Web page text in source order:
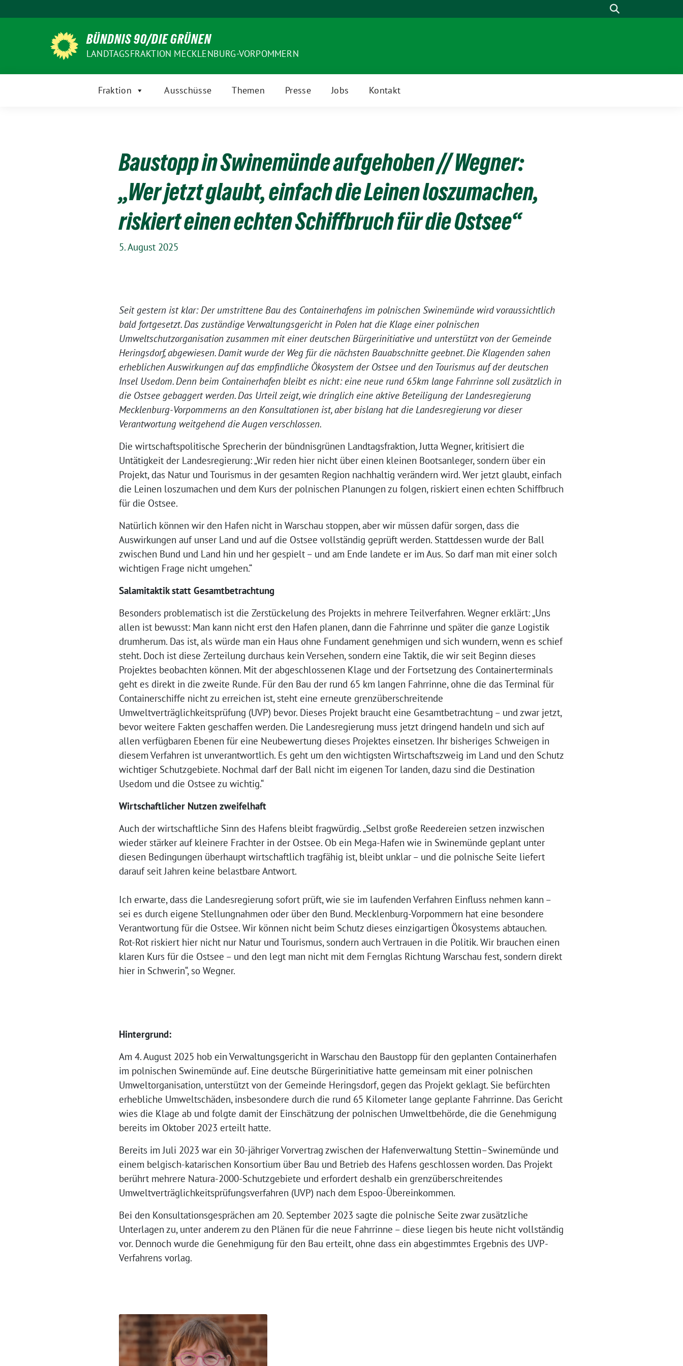
zum
Suche
BÜNDNIS 90/DIE GRÜNEN
LANDTAGSFRAKTION MECKLENBURG-VORPOMMERN
Fraktion Ausschüsse Themen Presse Jobs Kontakt
Baustopp in Swinemünde aufgehoben // Wegner:
„Wer jetzt glaubt, einfach die Leinen loszumachen,
riskiert einen echten Schiffbruch für die Ostsee“
5. August 2025
Seit gestern ist klar: Der umstrittene Bau des Containerhafens im polnischen Swinemünde wird voraussichtlich
bald fortgesetzt. Das zuständige Verwaltungsgericht in Polen hat die Klage einer polnischen
Umweltschutzorganisation zusammen mit einer deutschen Bürgerinitiative und unterstützt von der Gemeinde
Heringsdorf, abgewiesen. Damit wurde der Weg für die nächsten Bauabschnitte geebnet. Die Klagenden sahen
erheblichen Auswirkungen auf das empfindliche Ökosystem der Ostsee und den Tourismus auf der deutschen
Insel Usedom. Denn beim Containerhafen bleibt es nicht: eine neue rund 65km lange Fahrrinne soll zusätzlich in
die Ostsee gebaggert werden. Das Urteil zeigt, wie dringlich eine aktive Beteiligung der Landesregierung
Mecklenburg-Vorpommerns an den Konsultationen ist, aber bislang hat die Landesregierung vor dieser
Verantwortung weitgehend die Augen verschlossen.
Die wirtschaftspolitische Sprecherin der bündnisgrünen Landtagsfraktion, Jutta Wegner, kritisiert die
Untätigkeit der Landesregierung: „Wir reden hier nicht über einen kleinen Bootsanleger, sondern über ein
Projekt, das Natur und Tourismus in der gesamten Region nachhaltig verändern wird. Wer jetzt glaubt, einfach
die Leinen loszumachen und dem Kurs der polnischen Planungen zu folgen, riskiert einen echten Schiffbruch
für die Ostsee.
Natürlich können wir den Hafen nicht in Warschau stoppen, aber wir müssen dafür sorgen, dass die
Auswirkungen auf unser Land und auf die Ostsee vollständig geprüft werden. Stattdessen wurde der Ball
zwischen Bund und Land hin und her gespielt – und am Ende landete er im Aus. So darf man mit einer solch
wichtigen Frage nicht umgehen.“
Salamitaktik statt Gesamtbetrachtung
Besonders problematisch ist die Zerstückelung des Projekts in mehrere Teilverfahren. Wegner erklärt: „Uns
allen ist bewusst: Man kann nicht erst den Hafen planen, dann die Fahrrinne und später die ganze Logistik
drumherum. Das ist, als würde man ein Haus ohne Fundament genehmigen und sich wundern, wenn es schief
steht. Doch ist diese Zerteilung durchaus kein Versehen, sondern eine Taktik, die wir seit Beginn dieses
Projektes beobachten können. Mit der abgeschlossenen Klage und der Fortsetzung des Containerterminals
geht es direkt in die zweite Runde. Für den Bau der rund 65 km langen Fahrrinne, ohne die das Terminal für
Containerschiffe nicht zu erreichen ist, steht eine erneute grenzüberschreitende
Umweltverträglichkeitsprüfung (UVP) bevor. Dieses Projekt braucht eine Gesamtbetrachtung – und zwar jetzt,
bevor weitere Fakten geschaffen werden. Die Landesregierung muss jetzt dringend handeln und sich auf
allen verfügbaren Ebenen für eine Neubewertung dieses Projektes einsetzen. Ihr bisheriges Schweigen in
diesem Verfahren ist unverantwortlich. Es geht um den wichtigsten Wirtschaftszweig im Land und den Schutz
wichtiger Schutzgebiete. Nochmal darf der Ball nicht im eigenen Tor landen, dazu sind die Destination
Usedom und die Ostsee zu wichtig.“
Wirtschaftlicher Nutzen zweifelhaft
Auch der wirtschaftliche Sinn des Hafens bleibt fragwürdig. „Selbst große Reedereien setzen inzwischen
wieder stärker auf kleinere Frachter in der Ostsee. Ob ein Mega-Hafen wie in Swinemünde geplant unter
diesen Bedingungen überhaupt wirtschaftlich tragfähig ist, bleibt unklar – und die polnische Seite liefert
darauf seit Jahren keine belastbare Antwort.
Ich erwarte, dass die Landesregierung sofort prüft, wie sie im laufenden Verfahren Einfluss nehmen kann –
sei es durch eigene Stellungnahmen oder über den Bund. Mecklenburg-Vorpommern hat eine besondere
Verantwortung für die Ostsee. Wir können nicht beim Schutz dieses einzigartigen Ökosystems abtauchen.
Rot-Rot riskiert hier nicht nur Natur und Tourismus, sondern auch Vertrauen in die Politik. Wir brauchen einen
klaren Kurs für die Ostsee – und den legt man nicht mit dem Fernglas Richtung Warschau fest, sondern direkt
hier in Schwerin“, so Wegner.
Hintergrund:
Am 4. August 2025 hob ein Verwaltungsgericht in Warschau den Baustopp für den geplanten Containerhafen
im polnischen Swinemünde auf. Eine deutsche Bürgerinitiative hatte gemeinsam mit einer polnischen
Umweltorganisation, unterstützt von der Gemeinde Heringsdorf, gegen das Projekt geklagt. Sie befürchten
erhebliche Umweltschäden, insbesondere durch die rund 65 Kilometer lange geplante Fahrrinne. Das Gericht
wies die Klage ab und folgte damit der Einschätzung der polnischen Umweltbehörde, die die Genehmigung
bereits im Oktober 2023 erteilt hatte.
Bereits im Juli 2023 war ein 30-jähriger Vorvertrag zwischen der Hafenverwaltung Stettin–Swinemünde und
einem belgisch-katarischen Konsortium über Bau und Betrieb des Hafens geschlossen worden. Das Projekt
berührt mehrere Natura-2000-Schutzgebiete und erfordert deshalb ein grenzüberschreitendes
Umweltverträglichkeitsprüfungsverfahren (UVP) nach dem Espoo-Übereinkommen.
Bei den Konsultationsgesprächen am 20. September 2023 sagte die polnische Seite zwar zusätzliche
Unterlagen zu, unter anderem zu den Plänen für die neue Fahrrinne – diese liegen bis heute nicht vollständig
vor. Dennoch wurde die Genehmigung für den Bau erteilt, ohne dass ein abgestimmtes Ergebnis des UVP-
Verfahrens vorlag.